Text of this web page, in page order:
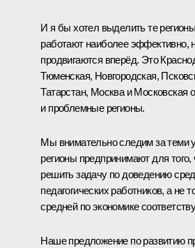
И я бы хотел выделить те
работают наиболее эффективно,
продвигаются вперёд. Это
Тюменская, Новгородская,
Татарстан, Москва и Московская
и проблемные регионы.
Мы внимательно следим за теми
регионы предпринимают для того,
решить задачу по доведению
педагогических работников, а не
средней по экономике
Наше предложение по развитию